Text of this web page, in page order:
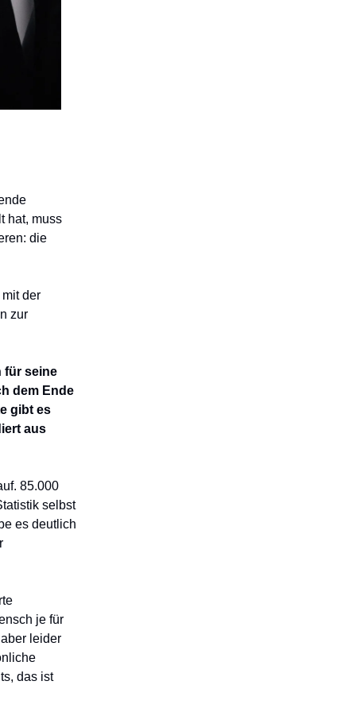
hat, muss
die
der
zur
für seine
dem Ende
gibt es
aus
85.000
selbst
es deutlich
je für
leider
das ist